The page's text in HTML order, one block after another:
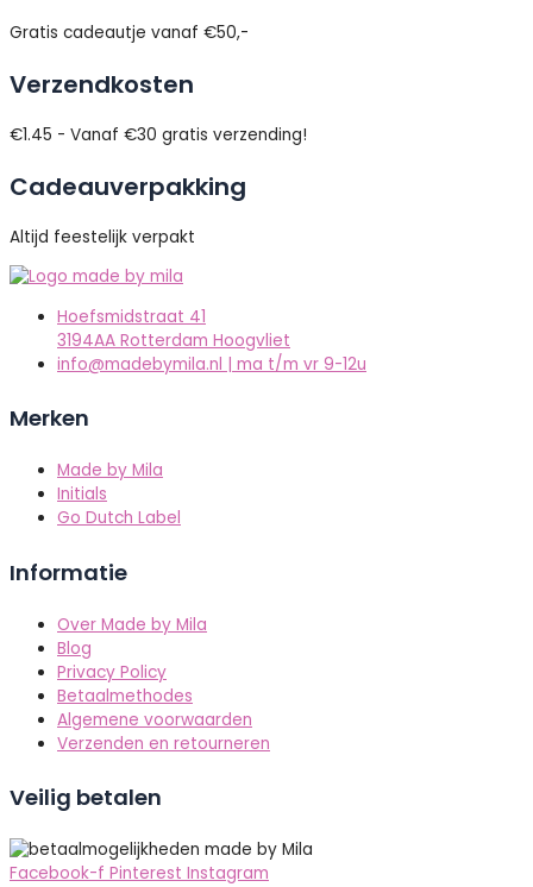
Gratis cadeautje vanaf €50,-
Verzendkosten
€1.45 - Vanaf €30 gratis verzending!
Cadeauverpakking
Altijd feestelijk verpakt
Hoefsmidstraat 41
3194AA Rotterdam Hoogvliet
info@madebymila.nl | ma t/m vr 9-12u
Merken
Made by Mila
Initials
Go Dutch Label
Informatie
Over Made by Mila
Blog
Privacy Policy
Betaalmethodes
Algemene voorwaarden
Verzenden en retourneren
Veilig betalen
Facebook-f Pinterest Instagram